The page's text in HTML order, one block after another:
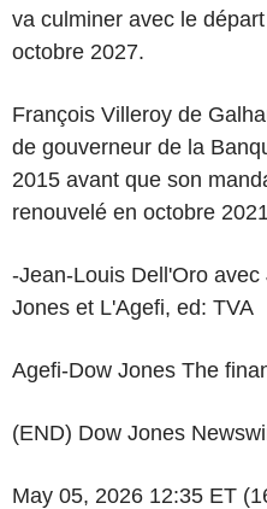
va culminer avec le
octobre 2027.
François Villeroy de
de gouverneur de la
2015 avant que son
renouvelé en octobre
-Jean-Louis Dell'Oro
Jones et L'Agefi, ed: TVA
Agefi-Dow Jones The
(END) Dow Jones
May 05, 2026 12:35 ET